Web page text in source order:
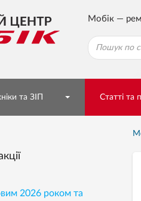
Мобік —
та ЗІП Статті та
2026 роком та